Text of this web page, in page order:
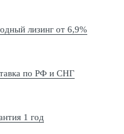
лизинг от 6,9%
по РФ и СНГ
1 год